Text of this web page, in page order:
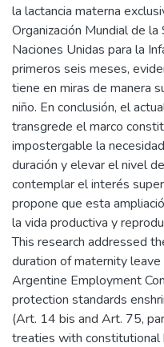
la lactancia materna
Organización Mundial de
Naciones Unidas para la
primeros seis meses,
tiene en miras de manera
niño. En conclusión, el
transgrede el marco
impostergable la
duración y elevar el nivel
contemplar el interés
propone que esta
la vida productiva y
This research addressed
duration of maternity
Argentine Employment
protection standards
(Art. 14 bis and Art. 75,
treaties with constitutional